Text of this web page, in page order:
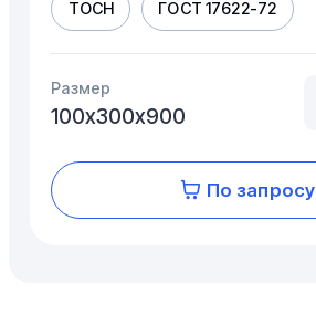
ТОСН ГОСТ 17622-72
Размер
100х300х900
По запросу